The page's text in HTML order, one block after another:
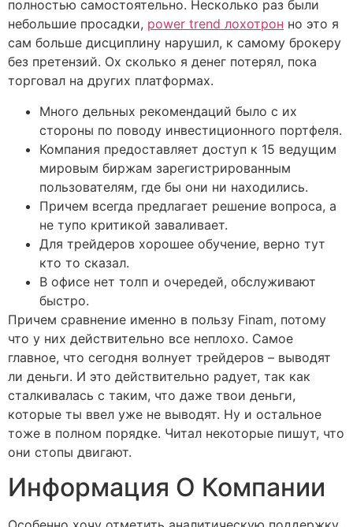
полностью самостоятельно. Несколько раз были
небольшие просадки, power trend лохотрон но это я
сам больше дисциплину нарушил, к самому брокеру
без претензий. Ох сколько я денег потерял, пока
торговал на других платформах.
Много дельных рекомендаций было с их
стороны по поводу инвестиционного портфеля.
Компания предоставляет доступ к 15 ведущим
мировым биржам зарегистрированным
пользователям, где бы они ни находились.
Причем всегда предлагает решение вопроса, а
не тупо критикой заваливает.
Для трейдеров хорошее обучение, верно тут
кто то сказал.
В офисе нет толп и очередей, обслуживают
быстро.
Причем сравнение именно в пользу Finam, потому
что у них действительно все неплохо. Самое
главное, что сегодня волнует трейдеров – выводят
ли деньги. И это действительно радует, так как
сталкивалась с таким, что даже твои деньги,
которые ты ввел уже не выводят. Ну и остальное
тоже в полном порядке. Читал некоторые пишут, что
они стопы двигают.
Информация О Компании